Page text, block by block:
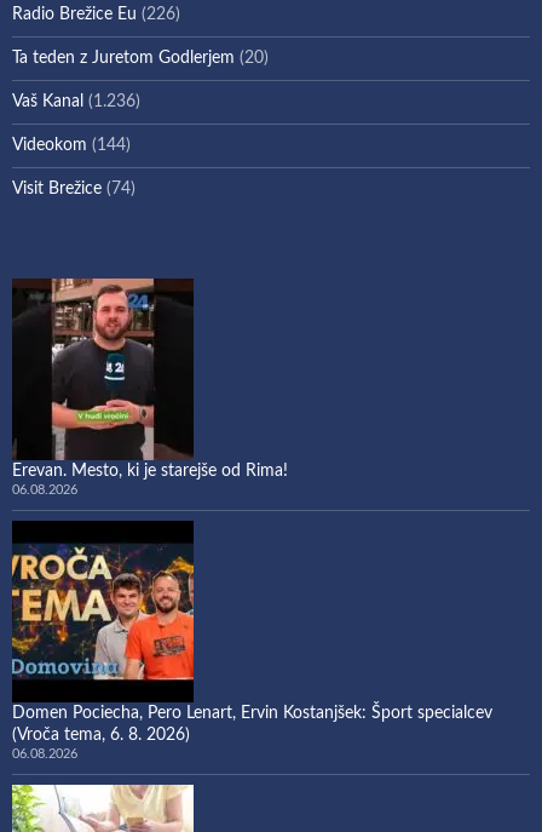
Radio Brežice Eu (226)
Ta teden z Juretom Godlerjem (20)
Vaš Kanal (1.236)
Videokom (144)
Visit Brežice (74)
Erevan. Mesto, ki je starejše od Rima!
06.08.2026
Domen Pociecha, Pero Lenart, Ervin Kostanjšek: Šport specialcev
(Vroča tema, 6. 8. 2026)
06.08.2026